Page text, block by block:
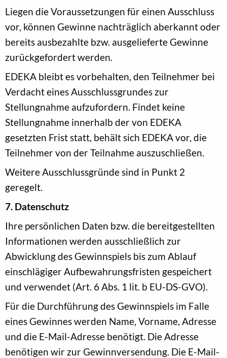
Liegen die Voraussetzungen für einen Ausschluss
vor, können Gewinne nachträglich aberkannt oder
bereits ausbezahlte bzw. ausgelieferte Gewinne
zurückgefordert werden.
EDEKA bleibt es vorbehalten, den Teilnehmer bei
Verdacht eines Ausschlussgrundes zur
Stellungnahme aufzufordern. Findet keine
Stellungnahme innerhalb der von EDEKA
gesetzten Frist statt, behält sich EDEKA vor, die
Teilnehmer von der Teilnahme auszuschließen.
Weitere Ausschlussgründe sind in Punkt 2
geregelt.
7. Datenschutz
Ihre persönlichen Daten bzw. die bereitgestellten
Informationen werden ausschließlich zur
Abwicklung des Gewinnspiels bis zum Ablauf
einschlägiger Aufbewahrungsfristen gespeichert
und verwendet (Art. 6 Abs. 1 lit. b EU-DS-GVO).
Für die Durchführung des Gewinnspiels im Falle
eines Gewinnes werden Name, Vorname, Adresse
und die E-Mail-Adresse benötigt. Die Adresse
benötigen wir zur Gewinnversendung. Die E-Mail-